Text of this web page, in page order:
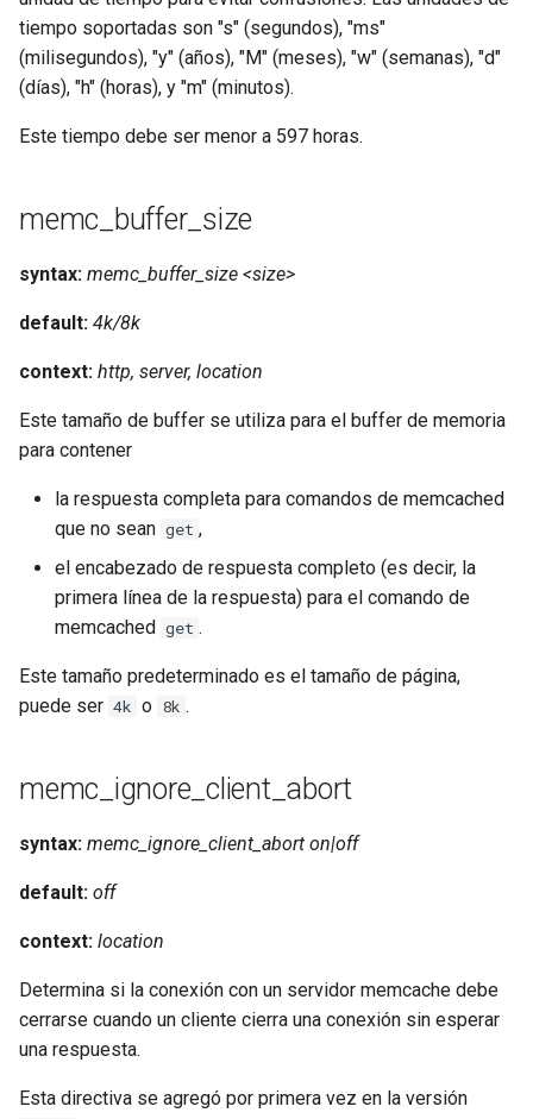
tiempo soportadas son "s" (segundos), "ms"
(milisegundos), "y" (años), "M" (meses), "w" (semanas), "d"
(días), "h" (horas), y "m" (minutos).
Este tiempo debe ser menor a 597 horas.
memc_buffer_size
syntax: memc_buffer_size <size>
default: 4k/8k
context: http, server, location
Este tamaño de buffer se utiliza para el buffer de memoria
para contener
la respuesta completa para comandos de memcached
que no sean get ,
el encabezado de respuesta completo (es decir, la
primera línea de la respuesta) para el comando de
memcached get .
Este tamaño predeterminado es el tamaño de página,
puede ser 4k o 8k .
memc_ignore_client_abort
syntax: memc_ignore_client_abort on|off
default: off
context: location
Determina si la conexión con un servidor memcache debe
cerrarse cuando un cliente cierra una conexión sin esperar
una respuesta.
Esta directiva se agregó por primera vez en la versión